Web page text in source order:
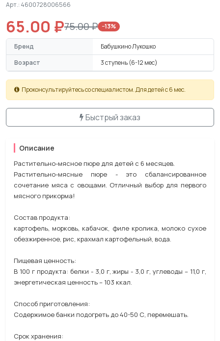
Арт.: 4600728006566
65.00 ₽75.00 ₽ −13%
Бренд
Бабушкино Лукошко
Возраст
3 ступень (6-12 мес)
Проконсультируйтесь со специалистом. Для детей с 6 мес.
Быстрый заказ
Описание
Растительно-мясное пюре для детей с 6 месяцев.
Растительно-мясные пюре - это сбалансированное
сочетание мяса с овощами. Отличный выбор для первого
мясного прикорма!
Состав продукта:
картофель, морковь, кабачок, филе кролика, молоко сухое
обезжиренное, рис, крахмал картофельный, вода.
Пищевая ценность:
В 100 г продукта: белки - 3,0 г, жиры - 3,0 г, углеводы – 11,0 г,
энергетическая ценность – 103 ккал.
Способ приготовления:
Содержимое банки подогреть до 40-50 С, перемешать.
Срок хранения: